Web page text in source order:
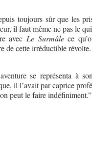
toujours sûr que les
il faut même ne pas le
avec Le Surmâlece
de cette irréductible
se représenta à
il l’avait par caprice
peut le faire indéfiniment.”